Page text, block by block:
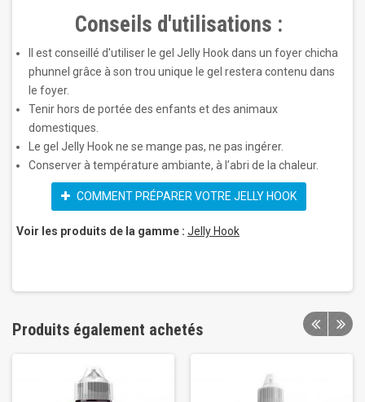
Conseils d'utilisations :
Il est conseillé d'utiliser le gel Jelly Hook dans un foyer chicha
phunnel grâce à son trou unique le gel restera contenu dans
le foyer.
Tenir hors de portée des enfants et des animaux
domestiques.
Le gel Jelly Hook ne se mange pas, ne pas ingérer.
Conserver à température ambiante, à l’abri de la chaleur.
COMMENT PRÉPARER VOTRE JELLY HOOK
Voir les produits de la gamme : Jelly Hook
Produits également achetés